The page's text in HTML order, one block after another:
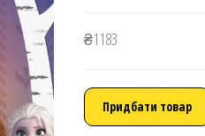
₴1183
Придбати товар